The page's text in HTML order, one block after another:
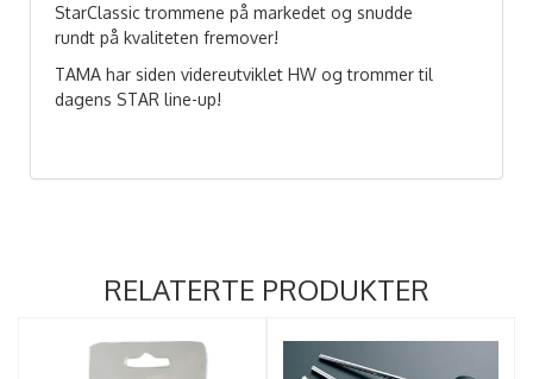
StarClassic trommene på markedet og snudde
rundt på kvaliteten fremover!
TAMA har siden videreutviklet HW og trommer til
dagens STAR line-up!
RELATERTE PRODUKTER